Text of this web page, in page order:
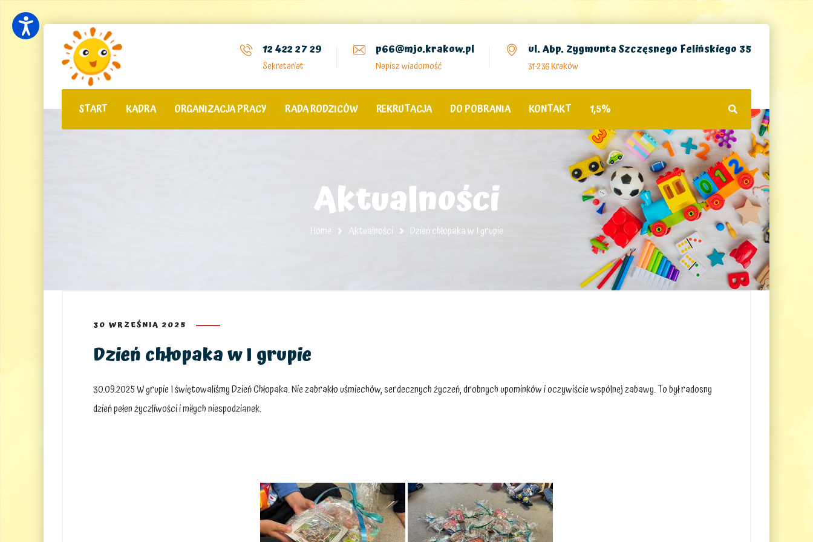
12 422 27 29
Sekretariat
p66@mjo.krakow.pl
Napisz wiadomość
ul. Abp. Zygmunta Szczęsnego Felińskiego 35
31-236 Kraków
START KADRA ORGANIZACJA PRACY RADA RODZICÓW REKRUTACJA DO POBRANIA KONTAKT 1,5%
Aktualności
Home Aktualności Dzień chłopaka w I grupie
30 WRZEŚNIA 2025
Dzień chłopaka w I grupie
30.09.2025 W grupie I świętowaliśmy Dzień Chłopaka. Nie zabrakło uśmiechów, serdecznych życzeń, drobnych upominków i oczywiście wspólnej zabawy. To był radosny
dzień pełen życzliwości i miłych niespodzianek.